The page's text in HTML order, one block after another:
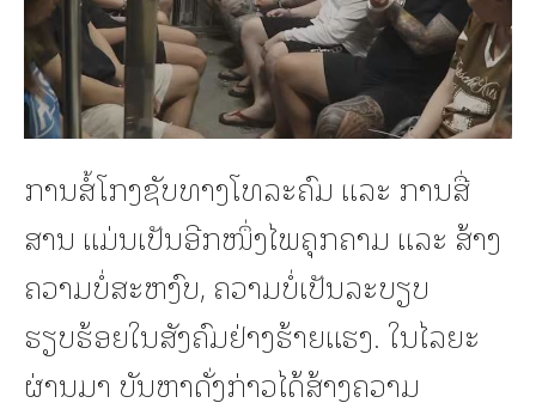
ການສໍ້ໂກງຊັບທາງໂທລະຄົມ ແລະ ການສື່
ສານ ແມ່ນເປັນອີກໜຶ່ງໄພຄຸກຄາມ ແລະ ສ້າງ
ຄວາມບໍ່ສະຫງົບ, ຄວາມບໍ່ເປັນລະບຽບ
ຮຽບຮ້ອຍໃນສັງຄົມຢ່າງຮ້າຍແຮງ. ໃນໄລຍະ
ຜ່ານມາ ບັນຫາດັ່ງກ່າວໄດ້ສ້າງຄວາມ